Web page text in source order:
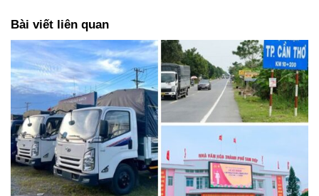
Bài viết liên quan